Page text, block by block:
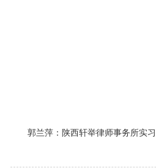
郭兰萍： 陕西轩举律师事务所实